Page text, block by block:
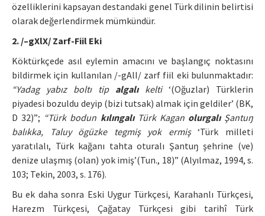
özelliklerini kapsayan destandaki genel Türk dilinin belirtisi
olarak değerlendirmek mümkündür.
2. /–gXlX/ Zarf-Fiil Eki
Köktürkçede asıl eylemin amacını ve başlangıç noktasını
bildirmek için kullanılan /-gAlI/ zarf fiil eki bulunmaktadır:
“Yadag yabız boltı tip algalıkelti‘(Oğuzlar) Türklerin
piyadesi bozuldu deyip (bizi tutsak) almak için geldiler’ (BK,
D 32)”; “Türk bodun kılıngalıTürk Kagan olurgalıŞantuŋ
balıkka, Taluy ögüzke tegmiş yok ermiş‘Türk milleti
yaratılalı, Türk kağanı tahta oturalı Şantuŋ şehrine (ve)
denize ulaşmış (olan) yok imiş’(Tun., 18)” (Alyılmaz, 1994, s.
103; Tekin, 2003, s. 176).
Bu ek daha sonra Eski Uygur Türkçesi, Karahanlı Türkçesi,
Harezm Türkçesi, Çağatay Türkçesi gibi tarihî Türk